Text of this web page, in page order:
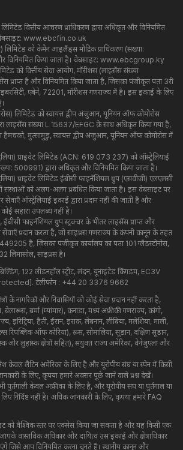
वित्तीय आचरण प्राधिकरण द्वारा अधिकृत और विनियमित
www.ebcfin.co.uk
लिमिटेड को केमैन आइलैंड्स मौद्रिक प्राधिकरण (संख्या:
किया जाता है। वेबसाइट: www.ebcgroup.ky
को वित्तीय सेवा आयोग, मॉरीशस (लाइसेंस संख्या
प्राप्त है और विनियमित किया जाता है, जिसका पंजीकृत पता 3री
एबेने, 72201, मॉरीशस गणराज्य में है। इस इकाई के लिए
लिमिटेड को स्वायत्त द्वीप अंजुआन, यूनियन ऑफ कोमोरोस
लाइसेंस संख्या L 15637/EFGC के साथ अधिकृत किया गया है,
हैमचको, मुत्सामुडु, स्वायत्त द्वीप अंजुआन, यूनियन ऑफ कोमोरोस में
प्राइवेट लिमिटेड (ACN: 619 073 237) को ऑस्ट्रेलियाई
500991) द्वारा अधिकृत और विनियमित किया जाता है।
प्राइवेट लिमिटेड ईबीसी फाइनेंशियल ग्रुप (एसवीजी) एलएलसी
संस्थाओं को अलग-अलग प्रबंधित किया जाता है। इस वेबसाइट पर
ऑस्ट्रेलियाई इकाई द्वारा प्रदान नहीं की जाती हैं और
सहारा उपलब्ध नहीं है।
ईबीसी फाइनेंशियल ग्रुप स्ट्रक्चर के भीतर लाइसेंस प्राप्त और
प्रदान करता है, जो साइप्रस गणराज्य के कंपनी कानून के तहत
है, जिसका पंजीकृत कार्यालय का पता 101 ग्लैडस्टोनोस,
लिमासोल, साइप्रस है।
122 लीडनहॉल स्ट्रीट, लंदन, यूनाइटेड किंगडम, EC3V
. टेलीफोन : +44 20 3376 9662
के नागरिकों और निवासियों को कोई सेवा प्रदान नहीं करता है,
बर्मा (म्यांमार), कनाडा, मध्य अफ्रीकी गणराज्य, कांगो,
इरिट्रिया, हैती, ईरान, इराक, लेबनान, लीबिया, मलेशिया, माली,
रिपब्लिक ऑफ कोरिया), रूस, सोमालिया, सूडान, दक्षिण सूडान,
और लुहांस्क क्षेत्रों सहित), संयुक्त राज्य अमेरिका, वेनेजुएला और
केवल लैटिन अमेरिका के लिए है और यूरोपीय संघ या स्पेन में किसी
के लिए, कृपया हमारे अक्सर पूछे जाने वाले प्रश्न देखें।
केवल अफ़्रीका के लिए है, और यूरोपीय संघ या पुर्तगाल या
निर्दिष्ट नहीं है। अधिक जानकारी के लिए, कृपया हमारे FAQ
को वैश्विक स्तर पर एक्सेस किया जा सकता है और यह किसी एक
वास्तविक अधिकार और दायित्व उस इकाई और क्षेत्राधिकार
जिसे आप विनियमित करना चुनते हैं। स्थानीय कानून और